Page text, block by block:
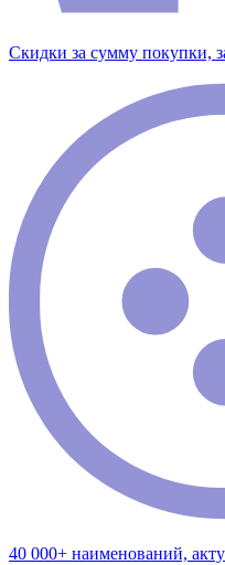
Скидки за сумму покупки,
40 000+ наименований,